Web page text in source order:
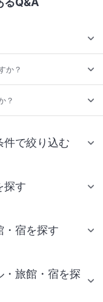
か？
？
件で絞り込む
探す
・宿を探す
旅館・宿を探